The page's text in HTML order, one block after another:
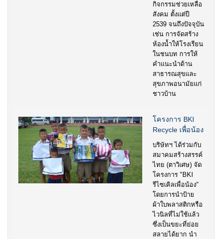
กิจกรรมช่วยเหลือ
สังคม ตั้งแต่ปี
2539 จนถึงปัจจุบัน
เช่น การจัดสร้าง
ห้องน้ำให้โรงเรียน
ในชนบท การให้
คำแนะนำด้าน
สาธารณสุขและ
สุขภาพอนามัยแก่
ชาวบ้าน
โครงการ BKI
Recycle เพื่อน้อง
บริษัทฯ ได้ร่วมกับ
สมาคมสร้างสรรค์
ไทย (ตาวิเศษ) จัด
โครงการ "BKI
รีไซเคิลเพื่อน้อง"
โดยการนำป้าย
ผ้าใบพลาสติกหรือ
ไวนิลที่ไม่ใช้แล้ว
ซึ่งเป็นขยะที่ย่อย
สลายได้ยาก นำ